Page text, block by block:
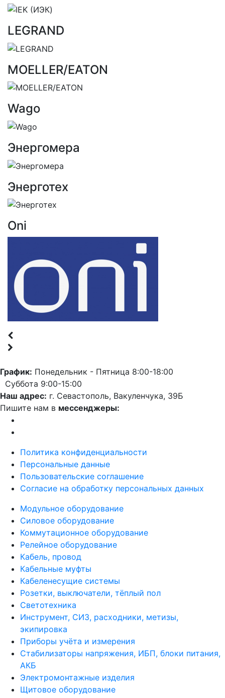
LEGRAND
MOELLER/EATON
Wago
Энергомера
Энерготех
Oni
График: Понедельник - Пятница 8:00-18:00
Суббота 9:00-15:00
Наш адрес: г. Севастополь, Вакуленчука, 39Б
Пишите нам в мессенджеры:
Политика конфиденциальности
Персональные данные
Пользовательские соглашение
Согласие на обработку персональных данных
Модульное оборудование
Силовое оборудование
Коммутационное оборудование
Релейное оборудование
Кабель, провод
Кабельные муфты
Кабеленесущие системы
Розетки, выключатели, тёплый пол
Светотехника
Инструмент, СИЗ, расходники, метизы,
экипировка
Приборы учёта и измерения
Стабилизаторы напряжения, ИБП, блоки питания,
АКБ
Электромонтажные изделия
Щитовое оборудование